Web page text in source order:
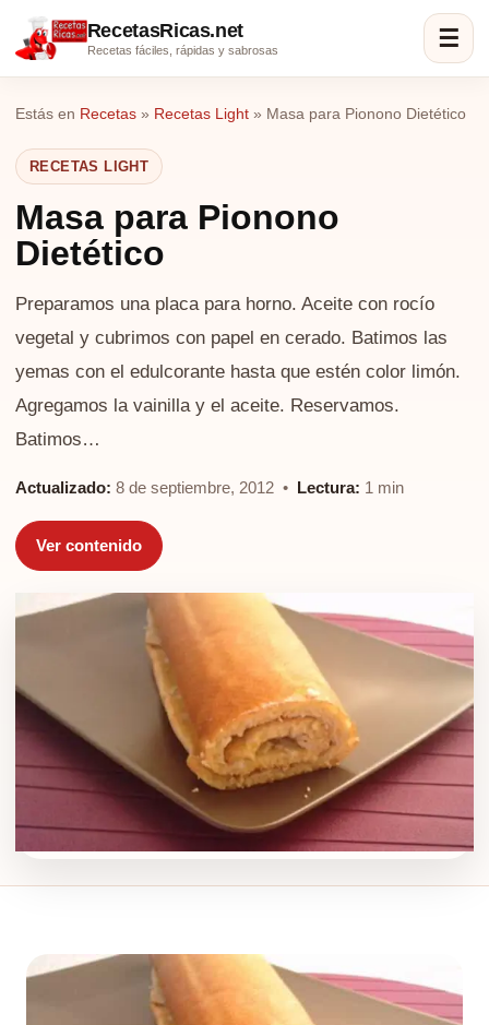
RecetasRicas.net
Recetas fáciles, rápidas y sabrosas ☰
Estás en Recetas » Recetas Light » Masa para Pionono Dietético
RECETAS LIGHT
Masa para Pionono
Dietético
Preparamos una placa para horno. Aceite con rocío
vegetal y cubrimos con papel en cerado. Batimos las
yemas con el edulcorante hasta que estén color limón.
Agregamos la vainilla y el aceite. Reservamos.
Batimos…
Actualizado: 8 de septiembre, 2012 • Lectura: 1 min
Ver contenido